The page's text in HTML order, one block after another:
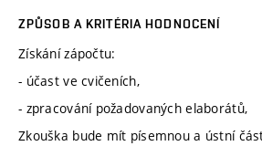
ZPŮSOB A KRITÉRIA HODNOCENÍ
Získání zápočtu:
- účast ve cvičeních,
- zpracování požadovaných elaborátů,
Zkouška bude mít písemnou a ústní